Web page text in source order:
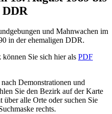
und Mahnwachen im
in der ehemaligen DDR.
Sie sich hier als PDF
Demonstrationen und
Sie den Bezirk auf der Karte
über alle Orte oder suchen Sie
rechts.